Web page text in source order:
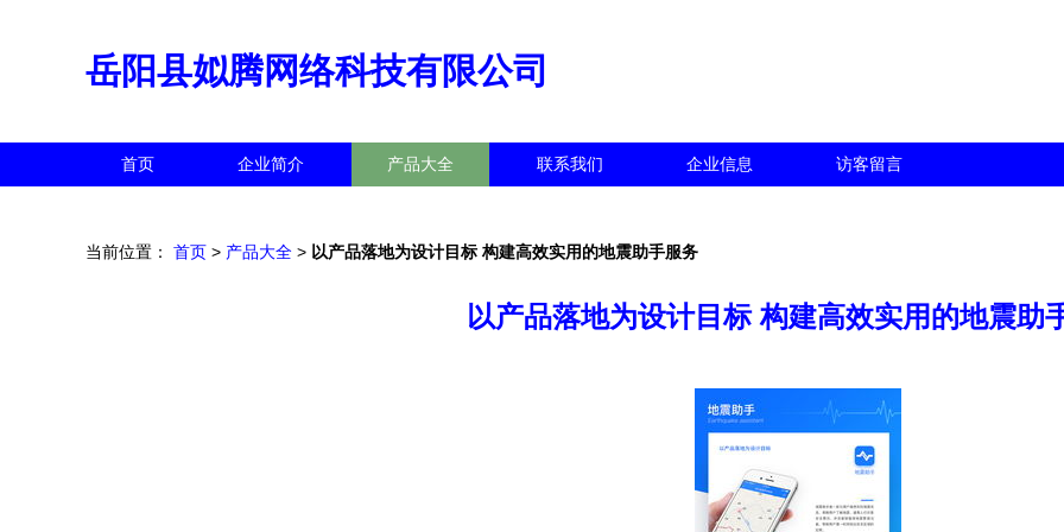
岳阳县姒腾网络科技有限公司
首页 企业简介 产品大全 联系我们 企业信息 访客留言
当前位置： 首页 > 产品大全 > 以产品落地为设计目标 构建高效实用的地震助手服务
以产品落地为设计目标 构建高效实用的地震助